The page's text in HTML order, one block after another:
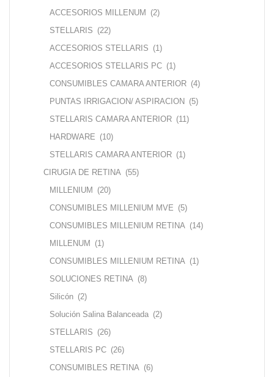
ACCESORIOS MILLENUM (2)
STELLARIS (22)
ACCESORIOS STELLARIS (1)
ACCESORIOS STELLARIS PC (1)
CONSUMIBLES CAMARA ANTERIOR (4)
PUNTAS IRRIGACION/ ASPIRACION (5)
STELLARIS CAMARA ANTERIOR (11)
HARDWARE (10)
STELLARIS CAMARA ANTERIOR (1)
CIRUGIA DE RETINA (55)
MILLENIUM (20)
CONSUMIBLES MILLENIUM MVE (5)
CONSUMIBLES MILLENIUM RETINA (14)
MILLENUM (1)
CONSUMIBLES MILLENIUM RETINA (1)
SOLUCIONES RETINA (8)
Silicón (2)
Solución Salina Balanceada (2)
STELLARIS (26)
STELLARIS PC (26)
CONSUMIBLES RETINA (6)